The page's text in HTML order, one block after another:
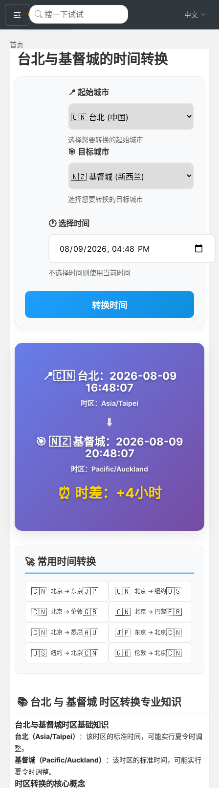
okeyTool 中文
首页
台北与基督城的时间转换
📍 起始城市
选择您要转换的起始城市
🎯 目标城市
选择您要转换的目标城市
🕐 选择时间
不选择时间则使用当前时间
转换时间
📍🇨🇳 台北：2026-08-09
16:48:07
时区：Asia/Taipei
⬇️
🎯 🇳🇿 基督城：2026-08-09
20:48:07
时区：Pacific/Auckland
⏰ 时差：+4小时
🚀 常用时间转换
🇨🇳 北京 → 东京🇯🇵 🇨🇳 北京 → 纽约🇺🇸
🇨🇳 北京 → 伦敦🇬🇧 🇨🇳 北京 → 巴黎🇫🇷
🇨🇳 北京 → 悉尼🇦🇺 🇯🇵 东京 → 北京🇨🇳
🇺🇸 纽约 → 北京🇨🇳 🇬🇧 伦敦 → 北京🇨🇳
📚 台北 与 基督城 时区转换专业知识
台北与基督城时区基础知识
台北（Asia/Taipei）
：该时区的标准时间，可能实行夏令时调
整。
基督城（Pacific/Auckland）
：该时区的标准时间，可能实行
夏令时调整。
时区转换的核心概念